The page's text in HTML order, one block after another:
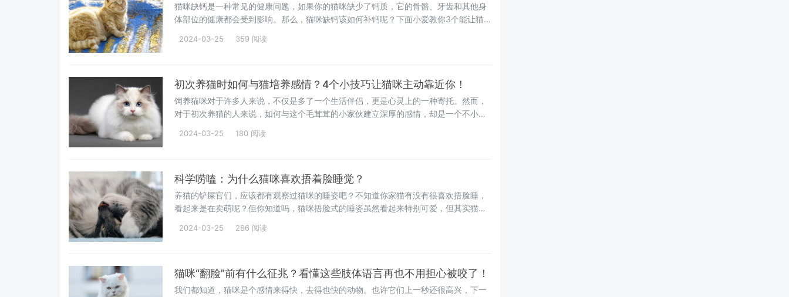
猫咪缺钙是一种常见的健康问题，如果你的猫咪缺少了钙质，它的骨骼、牙齿和其他身
体部位的健康都会受到影响。那么，猫咪缺钙该如何补钙呢？下面小爱教你3个能让猫
2024-03-25 359 阅读
初次养猫时如何与猫培养感情？4个小技巧让猫咪主动靠近你！
饲养猫咪对于许多人来说，不仅是多了一个生活伴侣，更是心灵上的一种寄托。然而，
对于初次养猫的人来说，如何与这个毛茸茸的小家伙建立深厚的感情，却是一个不小的
屎官不妨试试以下4个办法，试完保证让猫咪主动靠近你~
2024-03-25 180 阅读
科学唠嗑：为什么猫咪喜欢捂着脸睡觉？
养猫的铲屎官们，应该都有观察过猫咪的睡姿吧？不知道你家猫有没有很喜欢捂脸睡，
看起来是在卖萌呢？但你知道吗，猫咪捂脸式的睡姿虽然看起来特别可爱，但其实猫咪
2024-03-25 286 阅读
猫咪“翻脸”前有什么征兆？看懂这些肢体语言再也不用担心被咬了！
我们都知道，猫咪是个感情来得快，去得也快的动物。也许它们上一秒还很高兴，下一